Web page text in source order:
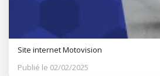
Site internet Motovision
Publié le 02/02/2025